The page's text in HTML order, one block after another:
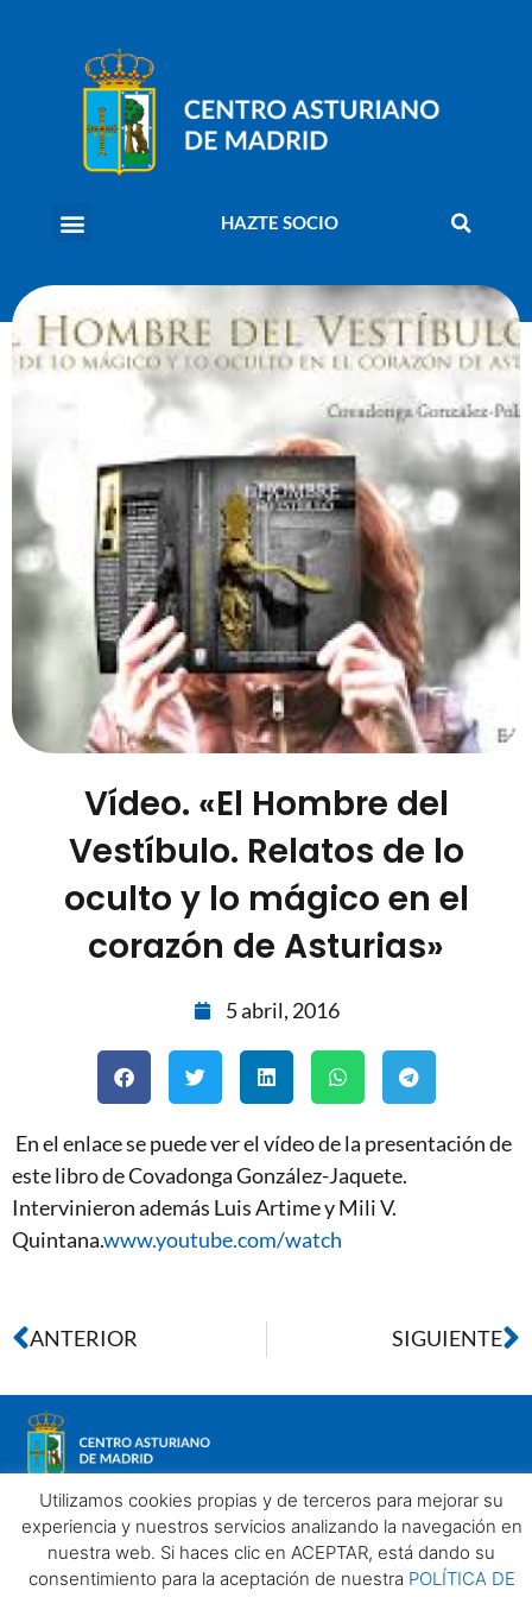
HAZTE SOCIO
Vídeo. «El Hombre del
Vestíbulo. Relatos de lo
oculto y lo mágico en el
corazón de Asturias»
5 abril, 2016
En el enlace se puede ver el vídeo de la presentación de
este libro de Covadonga González-Jaquete.
Intervinieron además Luis Artime y Mili V.
Quintana.www.youtube.com/watch
ANTERIOR SIGUIENTE
Aviso legalPolítica de privacidadPolítica de Cookies
Utilizamos cookies propias y de terceros para mejorar su
experiencia y nuestros servicios analizando la navegación en
nuestra web. Si haces clic en ACEPTAR, está dando su
consentimiento para la aceptación de nuestra POLÍTICA DE